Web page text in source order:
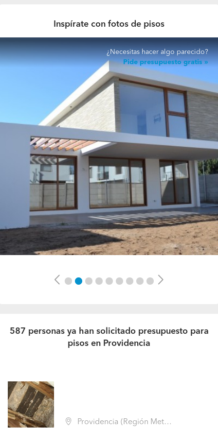
Inspírate con fotos de pisos
¿Necesitas hacer algo parecido?
Pide presupuesto gratis
Previous Next
587 personas ya han solicitado presupuesto para
pisos en Providencia
Providencia (Región Metropolitana - Santiago)